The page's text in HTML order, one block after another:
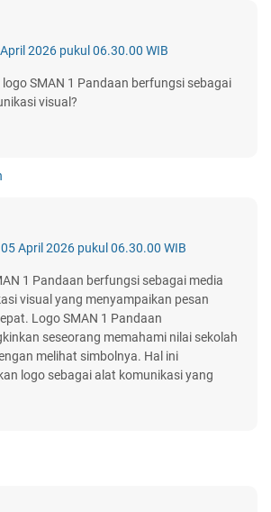
2026 pukul 06.30.00 WIB
SMAN 1 Pandaan berfungsi sebagai
visual?
April 2026 pukul 06.30.00 WIB
1 Pandaan berfungsi sebagai media
visual yang menyampaikan pesan
Logo SMAN 1 Pandaan
seseorang memahami nilai sekolah
melihat simbolnya. Hal ini
logo sebagai alat komunikasi yang